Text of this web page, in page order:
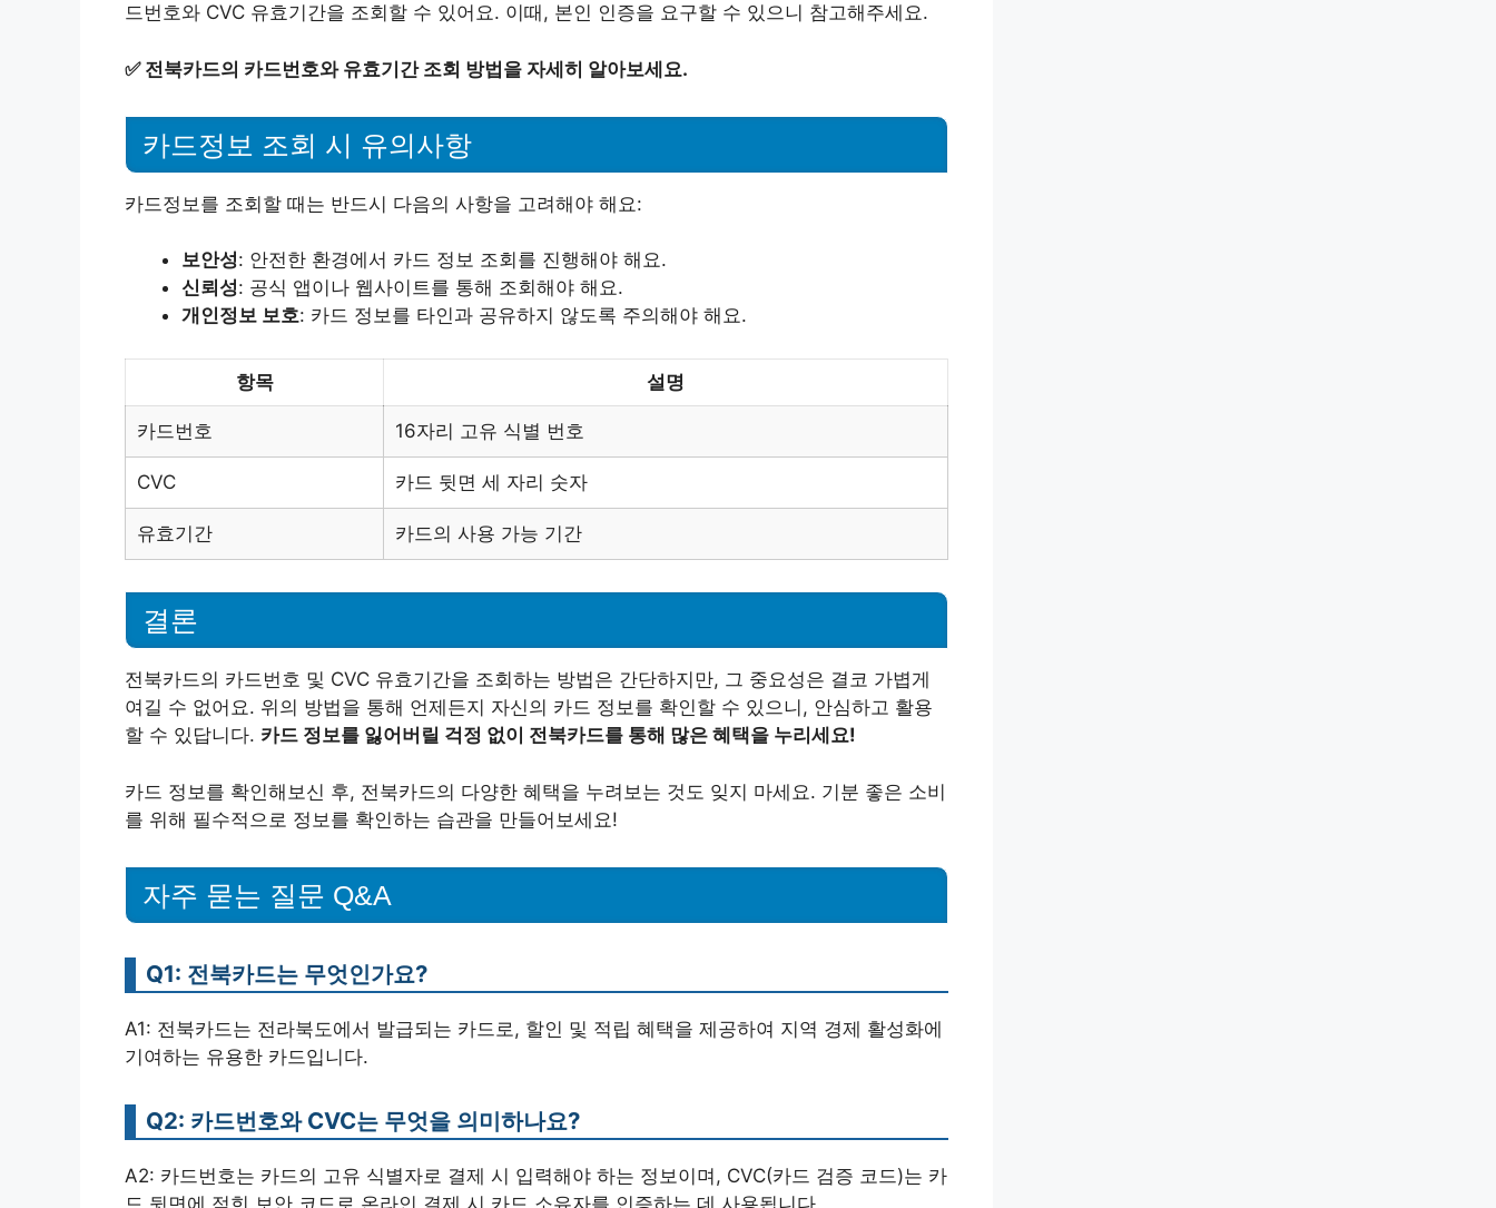
드번호와 CVC 유효기간을 조회할 수 있어요. 이때, 본인 인증을 요구할 수 있으니 참고해주세요.
✅ 전북카드의 카드번호와 유효기간 조회 방법을 자세히 알아보세요.
카드정보 조회 시 유의사항
카드정보를 조회할 때는 반드시 다음의 사항을 고려해야 해요:
보안성: 안전한 환경에서 카드 정보 조회를 진행해야 해요.
신뢰성: 공식 앱이나 웹사이트를 통해 조회해야 해요.
개인정보 보호: 카드 정보를 타인과 공유하지 않도록 주의해야 해요.
항목 설명
카드번호 16자리 고유 식별 번호
CVC 카드 뒷면 세 자리 숫자
유효기간 카드의 사용 가능 기간
결론
전북카드의 카드번호 및 CVC 유효기간을 조회하는 방법은 간단하지만, 그 중요성은 결코 가볍게
여길 수 없어요. 위의 방법을 통해 언제든지 자신의 카드 정보를 확인할 수 있으니, 안심하고 활용
할 수 있답니다. 카드 정보를 잃어버릴 걱정 없이 전북카드를 통해 많은 혜택을 누리세요!
카드 정보를 확인해보신 후, 전북카드의 다양한 혜택을 누려보는 것도 잊지 마세요. 기분 좋은 소비
를 위해 필수적으로 정보를 확인하는 습관을 만들어보세요!
자주 묻는 질문 Q&A
Q1: 전북카드는 무엇인가요?
A1: 전북카드는 전라북도에서 발급되는 카드로, 할인 및 적립 혜택을 제공하여 지역 경제 활성화에
기여하는 유용한 카드입니다.
Q2: 카드번호와 CVC는 무엇을 의미하나요?
A2: 카드번호는 카드의 고유 식별자로 결제 시 입력해야 하는 정보이며, CVC(카드 검증 코드)는 카
드 뒷면에 적힌 보안 코드로 온라인 결제 시 카드 소유자를 인증하는 데 사용됩니다.